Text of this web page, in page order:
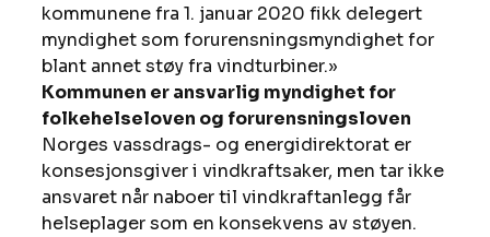
kommunene fra 1. januar 2020 fikk delegert
myndighet som forurensningsmyndighet for
blant annet støy fra vindturbiner.»
Kommunen er ansvarlig myndighet for
folkehelseloven og forurensningsloven
Norges vassdrags- og energidirektorat er
konsesjonsgiver i vindkraftsaker, men tar ikke
ansvaret når naboer til vindkraftanlegg får
helseplager som en konsekvens av støyen.